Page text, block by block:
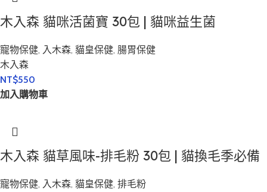
木入森 貓咪活菌寶 30包 | 貓咪益生菌
寵物保健, 入木森, 貓皇保健, 腸胃保健
木入森
NT$550
加入購物車
木入森 貓草風味-排毛粉 30包 | 貓換毛季必備
寵物保健, 入木森, 貓皇保健, 排毛粉